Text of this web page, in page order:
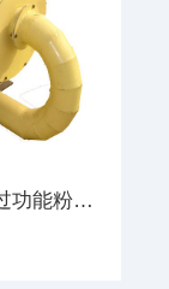
山东时产0.5-1.0吨22千瓦过功能粉碎机